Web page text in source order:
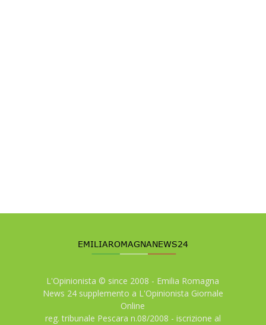
L'Opinionista © since 2008 - Emilia Romagna
News 24 supplemento a L'Opinionista Giornale
Online
reg. tribunale Pescara n.08/2008 - iscrizione al